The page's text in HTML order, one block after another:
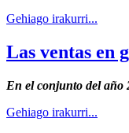
Gehiago irakurri...
Las ventas en
En el conjunto del año
Gehiago irakurri...